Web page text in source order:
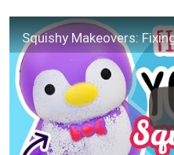
Squishy Makeovers: